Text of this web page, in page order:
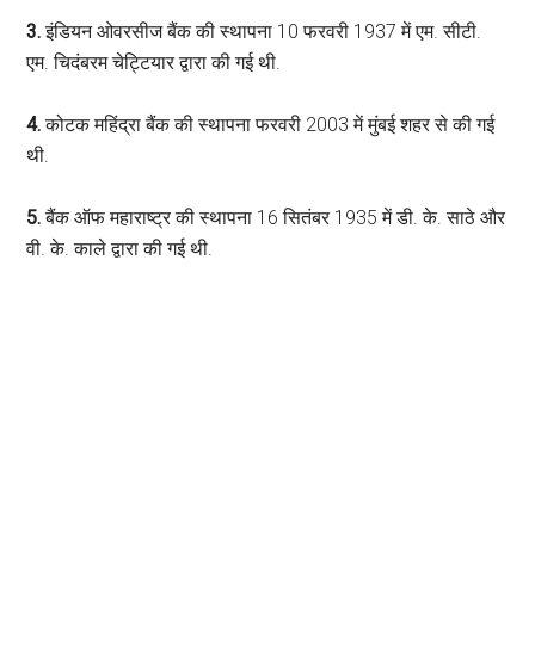
3.इंडियन ओवरसीज बैंक की स्थापना 10 फरवरी 1937 में एम. सीटी.
एम. चिदंबरम चेट्टियार द्वारा की गई थी.
4.कोटक महिंद्रा बैंक की स्थापना फरवरी 2003 में मुंबई शहर से की गई
थी.
5.बैंक ऑफ महाराष्ट्र की स्थापना 16 सितंबर 1935 में डी. के. साठे और
वी. के. काले द्वारा की गई थी.